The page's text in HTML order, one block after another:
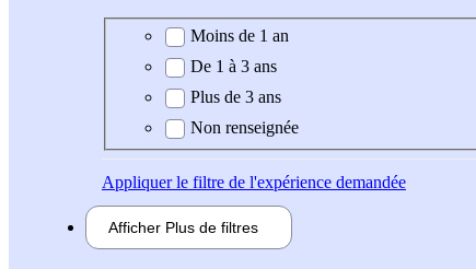
Expérience demandée
Moins de 1 an
De 1 à 3 ans
Plus de 3 ans
Non renseignée
Appliquerle filtre de l'expérience demandée
Afficher Plus de filtres